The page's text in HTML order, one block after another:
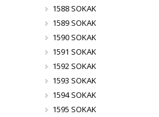
1588 SOKAK
1589 SOKAK
1590 SOKAK
1591 SOKAK
1592 SOKAK
1593 SOKAK
1594 SOKAK
1595 SOKAK